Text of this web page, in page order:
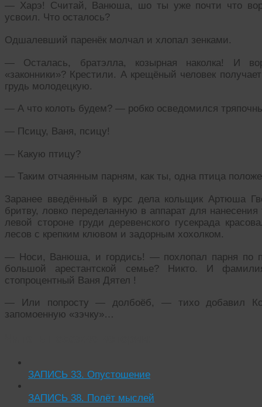
— Харэ! Считай, Ванюша, шо ты уже почти что
усвоил. Что осталось?
Одшалевший паренёк молчал и хлопал зенками.
— Осталась, братэлла, козырная наколка! И
«законники»? Крестили. А крещёный человек
грудь молодецкую.
— А что колоть будем? — робко осведомился
— Псицу, Ваня, псицу!
— Какую птицу?
— Таким отчаянным парням, как ты, одна птица
Заранее введённый в курс дела кольщик Артюша
бритву, ловко переделанную в аппарат для
левой стороне груди деревенского гусекрада
лесов с крепким клювом и задорным хохолком.
— Носи, Ванюша, и гордись! — похлопал парня по
большой арестантской семье? Никто. И
стопроцентный Ваня Дятел !
— Или попросту — долбоёб, — тихо добавил
запомоенную «зэчку»…
ЗАПИСЬ 33. Опустошение
ЗАПИСЬ 38. Полёт мыслей